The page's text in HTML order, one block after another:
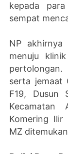
kepada
sempat
NP akhirnya
menuju
pertolongan.
serta jemaat
F19, Dusun
Kecamatan
Komering Ilir
MZ